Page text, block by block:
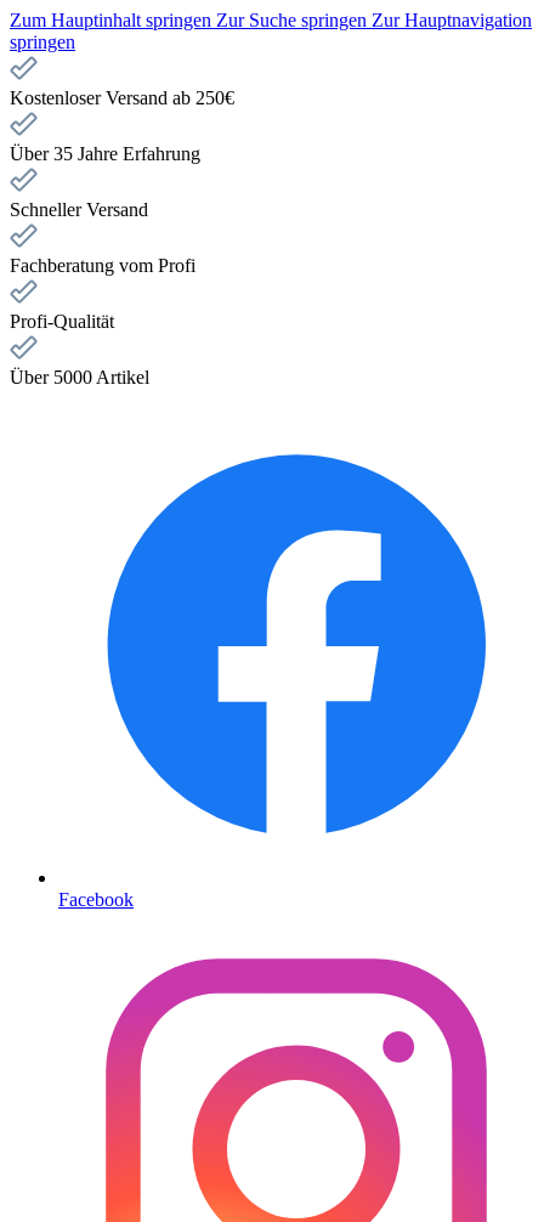
Zum Hauptinhalt springen Zur Suche springen Zur Hauptnavigation
springen
Kostenloser Versand ab 250€
Über 35 Jahre Erfahrung
Schneller Versand
Fachberatung vom Profi
Profi-Qualität
Über 5000 Artikel
Facebook